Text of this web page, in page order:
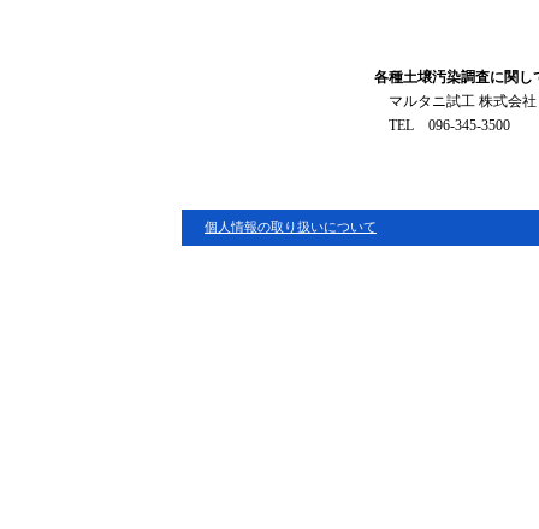
各種土壌汚染調査に関し
マルタニ試工 株式会
TEL 096-345-3500
個人情報の取り扱いについて